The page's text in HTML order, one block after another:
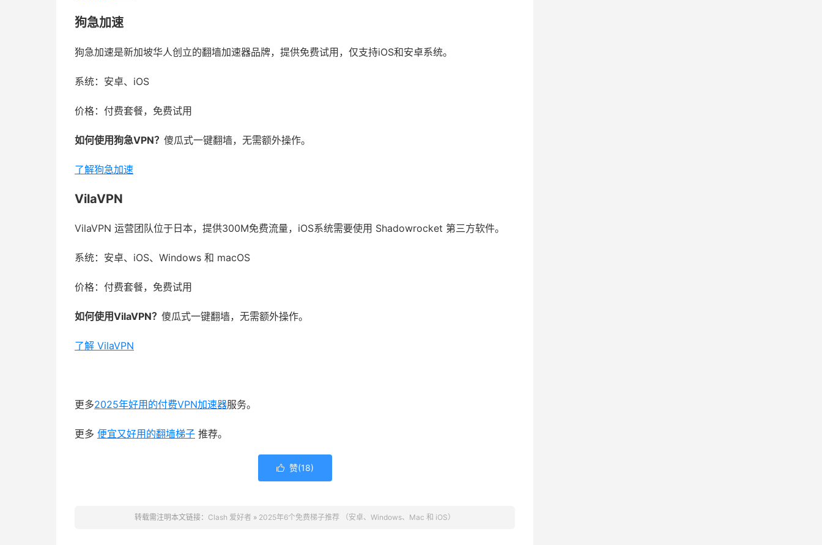
狗急加速
狗急加速是新加坡华人创立的翻墙加速器品牌，提供免费试用，仅支持iOS和安卓系统。
系统：安卓、iOS
价格：付费套餐，免费试用
如何使用狗急VPN？ 傻瓜式一键翻墙，无需额外操作。
了解狗急加速
VilaVPN
VilaVPN 运营团队位于日本，提供300M免费流量，iOS系统需要使用 Shadowrocket 第三方软件。
系统：安卓、iOS、Windows 和 macOS
价格：付费套餐，免费试用
如何使用VilaVPN？ 傻瓜式一键翻墙，无需额外操作。
了解 VilaVPN
更多2025年好用的付费VPN加速器服务。
更多 便宜又好用的翻墙梯子 推荐。
 赞(18)
转载需注明本文链接： Clash 爱好者 » 2025年6个免费梯子推荐 （安卓、Windows、Mac 和 iOS）